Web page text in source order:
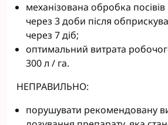
механізована обробка
через 3 доби після
через 7 діб;
оптимальний витрата
300 л / га.
НЕПРАВИЛЬНО:
порушувати рекомендовану